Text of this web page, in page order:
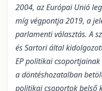
2004, az Európai Unió
míg végpontja 2019, a
parlamenti választás. A
és Sartori által
EP politikai
a döntéshozatalban
politikai csoportok belső